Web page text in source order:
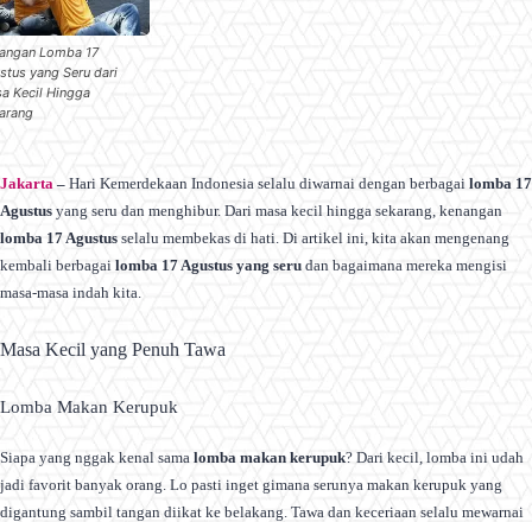
Lomba 17
yang Seru dari
Kecil Hingga
Jakarta – Hari Kemerdekaan Indonesia selalu diwarnai dengan berbagai lomba 17
Agustus yang seru dan menghibur. Dari masa kecil hingga sekarang, kenangan
lomba 17 Agustus selalu membekas di hati. Di artikel ini, kita akan mengenang
kembali berbagai lomba 17 Agustus yang seru dan bagaimana mereka mengisi
masa-masa indah kita.
Masa Kecil yang Penuh Tawa
Lomba Makan Kerupuk
Siapa yang nggak kenal sama lomba makan kerupuk? Dari kecil, lomba ini udah
jadi favorit banyak orang. Lo pasti inget gimana serunya makan kerupuk yang
digantung sambil tangan diikat ke belakang. Tawa dan keceriaan selalu mewarnai